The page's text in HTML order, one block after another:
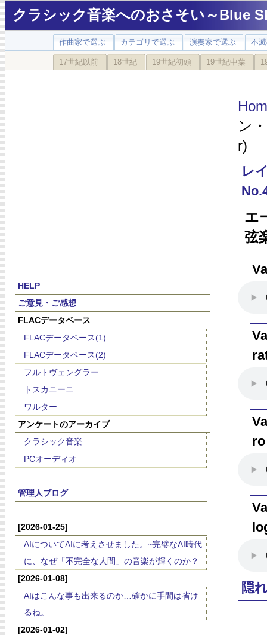
クラシック音楽へのおさそい～Blue
作曲家で選ぶ カテゴリで選ぶ 演奏家で選ぶ 不
17世紀以前 18世紀 19世紀初頭 19世紀中葉
HELP
ご意見・ご感想
FLACデータベース
FLACデータベース(1)
FLACデータベース(2)
フルトヴェングラー
トスカニーニ
ワルター
アンケートのアーカイブ
クラシック音楽
PCオーディオ
管理人ブログ
[2026-01-25]
AIについてAIに考えさせました。~完璧なAI時代
に、なぜ「不完全な人間」の音楽が輝くのか？
[2026-01-08]
AIはこんな事も出来るのか…確かに手間は省け
るね。
[2026-01-02]
ン
r)
レ
エ
弦
隠